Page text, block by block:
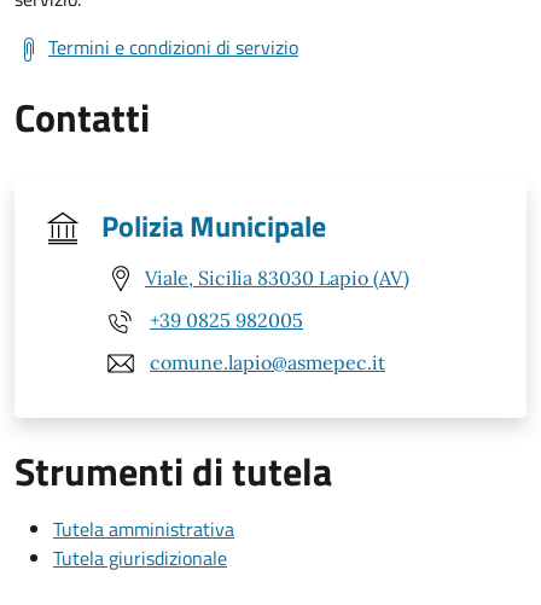
Termini e condizioni di servizio
Contatti
Polizia Municipale
Viale, Sicilia 83030 Lapio (AV)
+39 0825 982005
comune.lapio@asmepec.it
Strumenti di tutela
Tutela amministrativa
Tutela giurisdizionale